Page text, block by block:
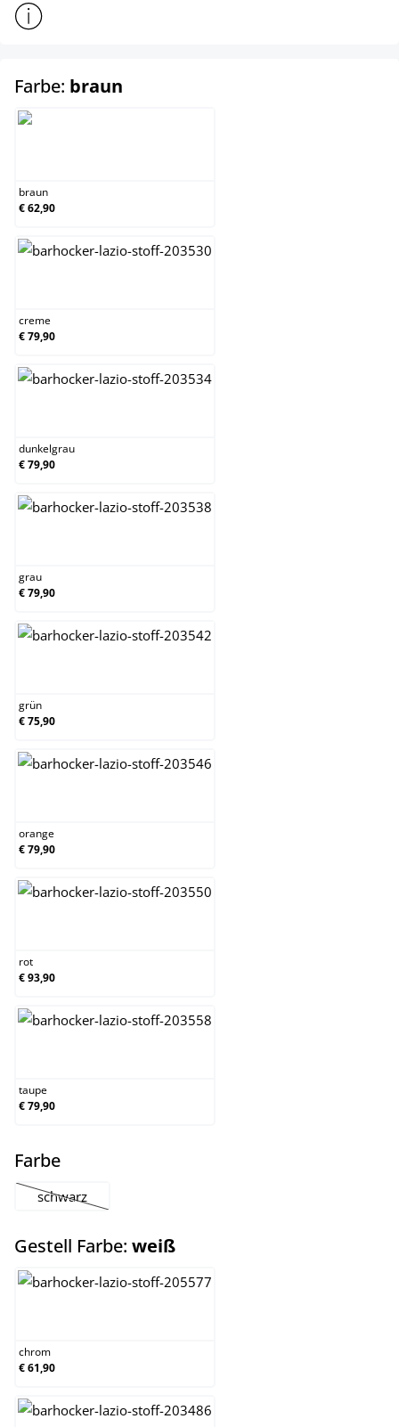
Weitere Produktinformationen anzeigen
Farbe: braun
braun
€ 62,90
creme
€ 79,90
dunkelgrau
€ 79,90
grau
€ 79,90
grün
€ 75,90
orange
€ 79,90
rot
€ 93,90
taupe
€ 79,90
Farbeauswählen
schwarz
(Diese Option ist zurzeit nicht verfügbar.)
Gestell Farbe: weißauswählen
chrom
€ 61,90